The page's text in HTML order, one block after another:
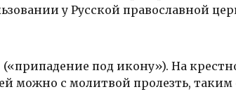
у Русской православной
под икону»). На
можно с молитвой пролезть,